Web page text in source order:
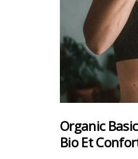
Organic
Bio Et